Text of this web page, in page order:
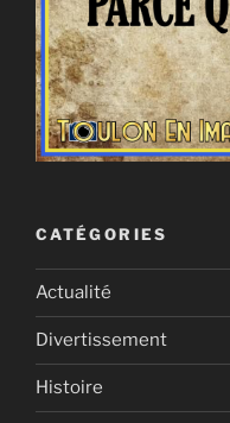
CATÉGORIES
Actualité
Divertissement
Histoire